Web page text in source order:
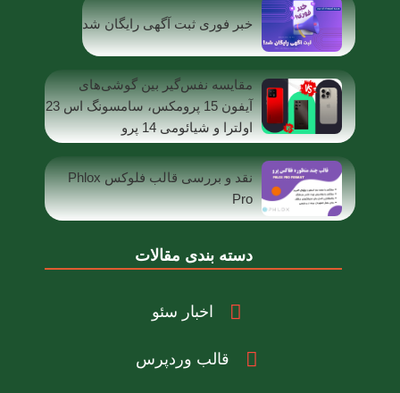
خبر فوری ثبت آگهی رایگان شد
مقایسه نفس‌گیر بین گوشی‌های
آیفون 15 پرومکس، سامسونگ اس 23
اولترا و شیائومی 14 پرو
نقد و بررسی قالب فلوکس Phlox
Pro
دسته بندی مقالات
اخبار سئو
قالب وردپرس